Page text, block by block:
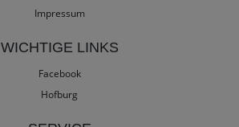
Impressum
WICHTIGE LINKS
Facebook
Hofburg